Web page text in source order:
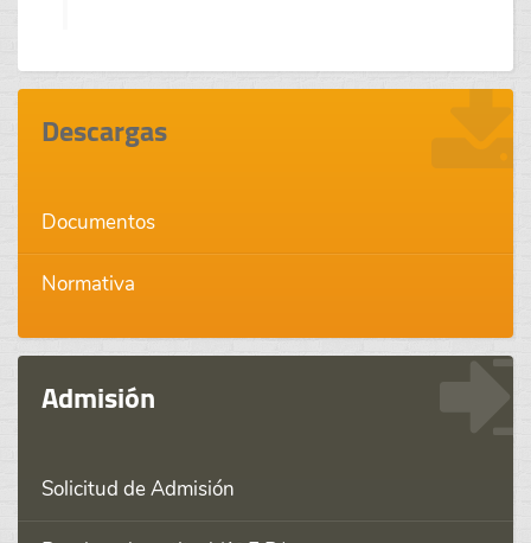
Descargas
Documentos
Normativa
Admisión
Solicitud de Admisión